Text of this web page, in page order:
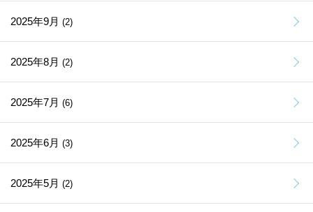
2025年9月 (2)
2025年8月 (2)
2025年7月 (6)
2025年6月 (3)
2025年5月 (2)